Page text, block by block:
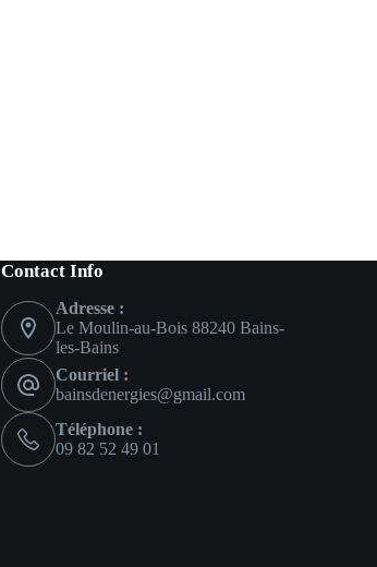
Contact Info
Adresse :
Le Moulin-au-Bois 88240 Bains-
les-Bains
Courriel :
bainsdenergies@gmail.com
Téléphone :
09 82 52 49 01